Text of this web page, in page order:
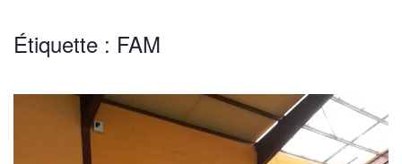
Étiquette : FAM